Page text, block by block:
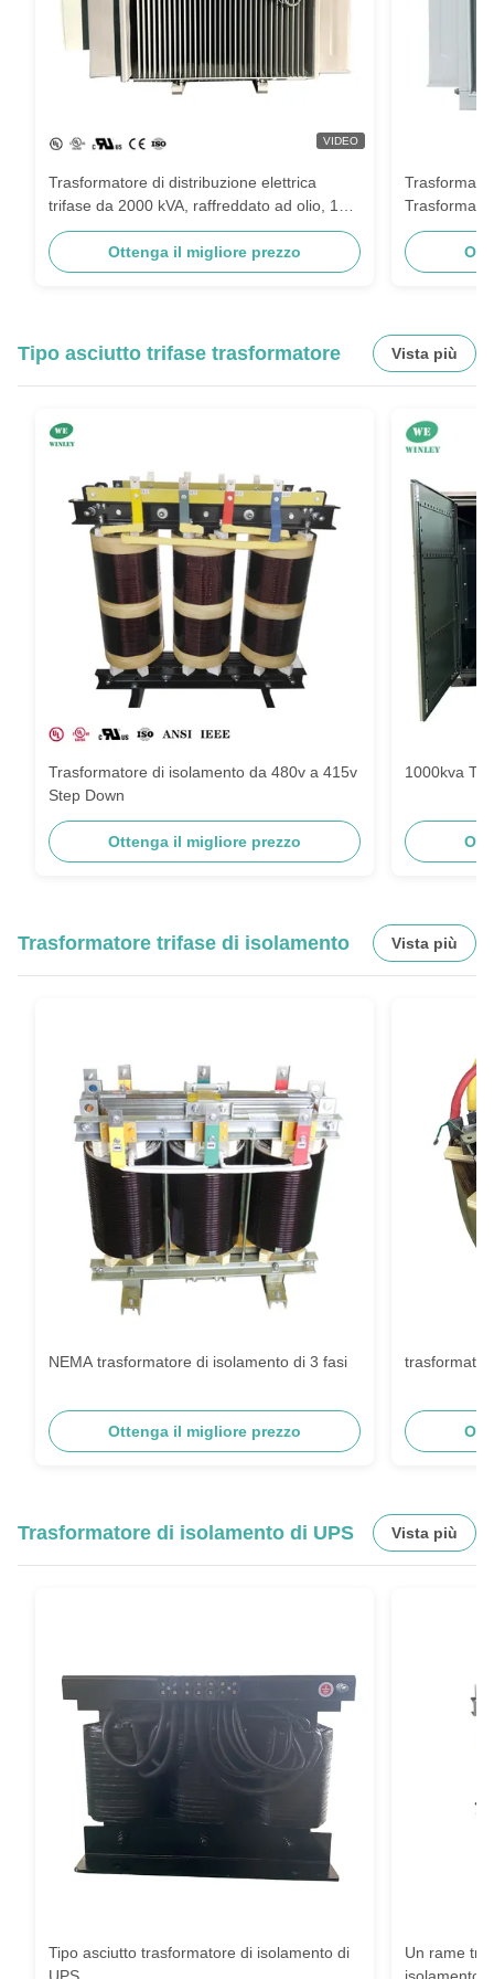
VIDEO
Trasformatore di distribuzione elettrica
trifase da 2000 kVA, raffreddato ad olio, 11
kV 415 V, standard AS60076
Ottenga il migliore prezzo
olio 6KV
Prezzo
Tipo asciutto trifase trasformatore Vista più
Trasformatore di isolamento da 480v a 415v
Step Down
Ottenga il migliore prezzo
1000kva
Trasformatore trifase di isolamento Vista più
NEMA trasformatore di isolamento di 3 fasi
Ottenga il migliore prezzo
Trasformatore di isolamento di UPS Vista più
Tipo asciutto trasformatore di isolamento di
UPS
Un rame
isolamento